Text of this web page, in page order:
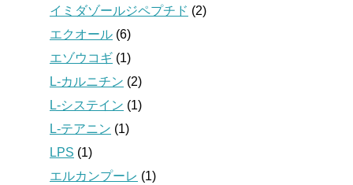
イミダゾールジペプチド (2)
エクオール (6)
エゾウコギ (1)
L-カルニチン (2)
L-システイン (1)
L-テアニン (1)
LPS (1)
エルカンプーレ (1)